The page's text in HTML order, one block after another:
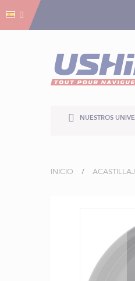
NUESTROS
INICIO
galería
Gestión de cookies
Gestión de cookies